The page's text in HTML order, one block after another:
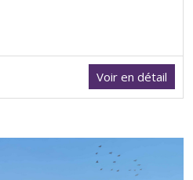
Voir en détail